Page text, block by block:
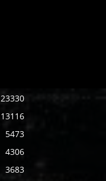
23330
13116
5473
4306
3683